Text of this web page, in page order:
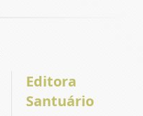
Editora
Santuário